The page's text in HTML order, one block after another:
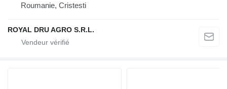
Roumanie, Cristesti
ROYAL DRU AGRO S.R.L.